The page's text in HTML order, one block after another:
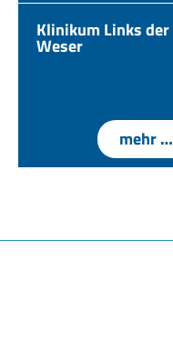
Klinikum Links der
Weser
mehr …